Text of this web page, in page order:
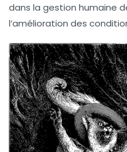
dans la gestion humaine
l’amélioration des